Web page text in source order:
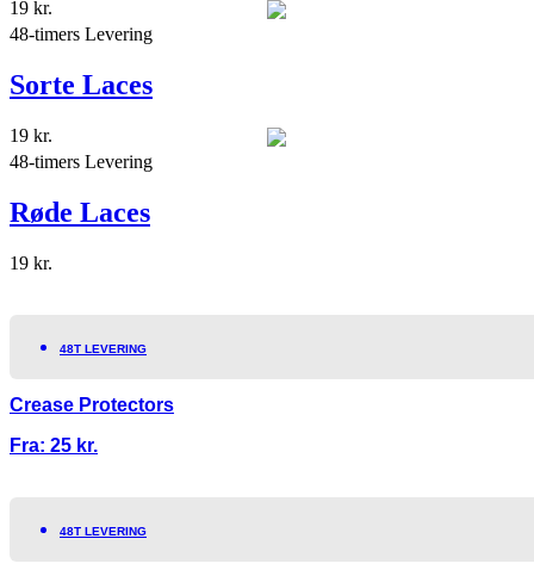
19 kr.
48-timers Levering
Sorte Laces
19 kr.
48-timers Levering
Røde Laces
19 kr.
48T LEVERING
Crease Protectors
Fra: 25 kr.
48T LEVERING